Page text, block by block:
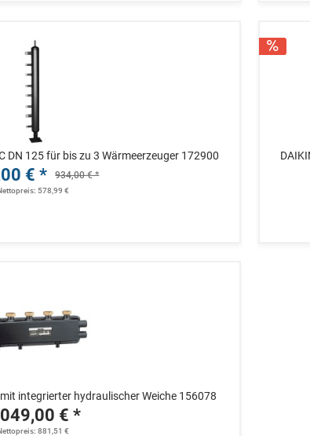
DN 125 für bis zu 3 Wärmeerzeuger 172900
€ * 934,00 € *
578,99 €
integrierter hydraulischer Weiche 156078
€ *
881,51 €